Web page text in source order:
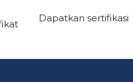
Dapatkan sertifikasi